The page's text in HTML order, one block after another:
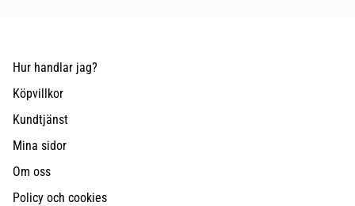
Hur handlar jag?
Köpvillkor
Kundtjänst
Mina sidor
Om oss
Policy och cookies